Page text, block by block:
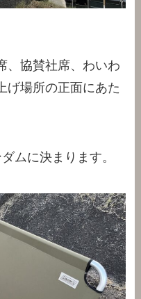
、協賛社席、わいわ
げ場所の正面にあた
ムに決まります。